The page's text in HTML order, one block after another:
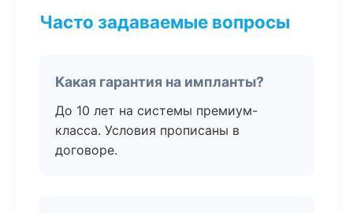
Часто задаваемые вопросы
Какая гарантия на импланты?
До 10 лет на системы премиум-
класса. Условия прописаны в
договоре.